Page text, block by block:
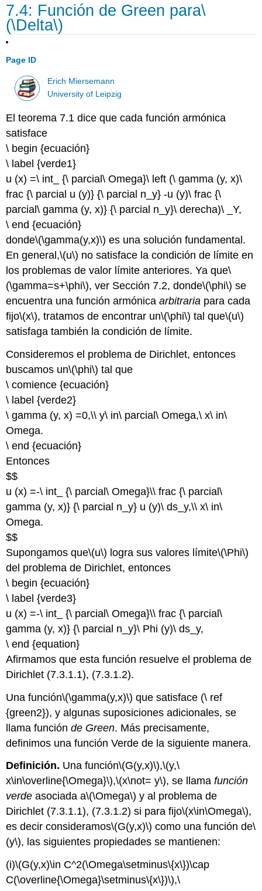
7.4: Función de Green para\
(\Delta\)
Page ID
Erich Miersemann
University of Leipzig
El teorema 7.1 dice que cada función armónica
satisface
\ begin {ecuación}
\ label {verde1}
u (x) =\ int_ {\ parcial\ Omega}\ left (\ gamma (y, x)\
frac {\ parcial u (y)} {\ parcial n_y} -u (y)\ frac {\
parcial\ gamma (y, x)} {\ parcial n_y}\ derecha)\ _Y,
\ end {ecuación}
donde\(\gamma(y,x)\) es una solución fundamental.
En general,\(u\) no satisface la condición de límite en
los problemas de valor límite anteriores. Ya que\
(\gamma=s+\phi\), ver Sección 7.2, donde\(\phi\) se
encuentra una función armónicaarbitraria para cada
fijo\(x\), tratamos de encontrar un\(\phi\) tal que\(u\)
satisfaga también la condición de límite.
Consideremos el problema de Dirichlet, entonces
buscamos un\(\phi\) tal que
\ comience {ecuación}
\ label {verde2}
\ gamma (y, x) =0,\\ y\ in\ parcial\ Omega,\ x\ in\
Omega.
\ end {ecuación}
Entonces
$$
u (x) =-\ int_ {\ parcial\ Omega}\\ frac {\ parcial\
gamma (y, x)} {\ parcial n_y} u (y)\ ds_y,\\ x\ in\
Omega.
$$
Supongamos que\(u\) logra sus valores límite\(\Phi\)
del problema de Dirichlet, entonces
\ begin {ecuación}
\ label {verde3}
u (x) =-\ int_ {\ parcial\ Omega}\\ frac {\ parcial\
gamma (y, x)} {\ parcial n_y}\ Phi (y)\ ds_y,
\ end {equation}
Afirmamos que esta función resuelve el problema de
Dirichlet (7.3.1.1), (7.3.1.2).
Una función\(\gamma(y,x)\) que satisface (\ ref
{green2}), y algunas suposiciones adicionales, se
llama funciónde Green. Más precisamente,
definimos una función Verde de la siguiente manera.
Definición. Una función\(G(y,x)\),\(y,\
x\in\overline{\Omega}\),\(x\not= y\), se llamafunción
verde asociada a\(\Omega\) y al problema de
Dirichlet (7.3.1.1), (7.3.1.2) si para fijo\(x\in\Omega\),
es decir consideramos\(G(y,x)\) como una función de\
(y\), las siguientes propiedades se mantienen:
(i)\(G(y,x)\in C^2(\Omega\setminus\{x\})\cap
C(\overline{\Omega}\setminus\{x\})\),\